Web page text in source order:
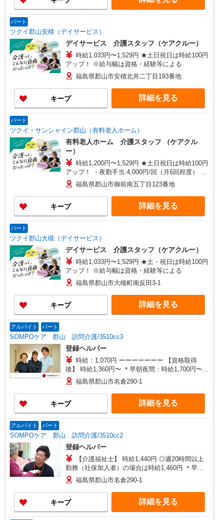
パート
ツクイ郡山安積（デイサービス）
デイサービス 介護スタッフ（ケアクルー）
時給1,033円〜1,529円 ★土日祝日は時給100円
アップ！ ※給与幅は資格・経験等による
福島県郡山市安積北井二丁目193番地
キープ 詳細を見る
パート
ツクイ・サンシャイン郡山（有料老人ホーム）
有料老人ホーム 介護スタッフ （ケアクル
ー）
時給1,200円〜1,529円 ★土日祝日は時給100円
アップ！ ・夜勤手当:4,000円/回（月6回程度） ※
給与幅は資格・経験等による
福島県郡山市御前南五丁目123番地
キープ 詳細を見る
パート
ツクイ郡山大槻（デイサービス）
デイサービス 介護スタッフ（ケアクルー）
時給1,033円〜1,529円 ★土・祝日は時給100円
アップ！ ※給与幅は資格・経験等による
福島県郡山市大槻町南反田3-1
キープ 詳細を見る
アルバイト パート
SOMPOケア 郡山 訪問介護/3510cc3
登録ヘルパー
時給：1,070円 ーーーーーーー 【資格取得
後】 時給1,360円〜 ＊早朝夜間：時給1,700円〜
福島県郡山市名倉290-1
キープ 詳細を見る
アルバイト パート
SOMPOケア 郡山 訪問介護/3510cc2
登録ヘルパー
【介護福祉士】 時給1,440円 ◎週20時間以上
勤務（社保加入者）の場合は時給1,460円 ＊早朝
夜間（〜8:00、18:00〜）：時給1,800円〜 ＊日曜
祝日：時給1,740円〜 【実務者研修・初任者研修
（ヘルパー1級・2級）】 時給1,360円 ◎週20時間
以上勤務（社保加入者）の場合は時給1,380円〜
＊早朝夜間（〜8:00、18:00〜）：時給1,700円〜
福島県郡山市名倉290-1
キープ 詳細を見る